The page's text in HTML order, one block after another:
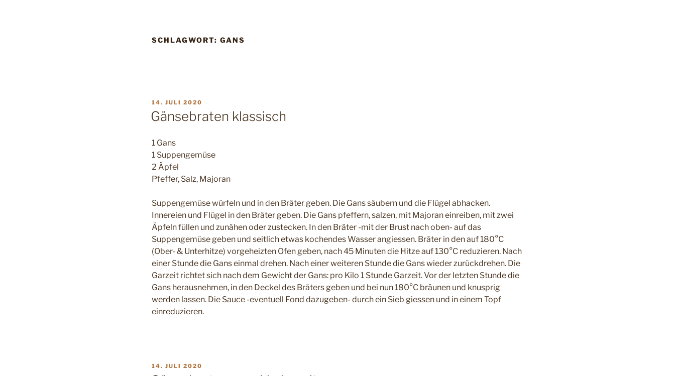
SCHLAGWORT: GANS
VERÖFFENTLICHT
AM
14. JULI 2020
Gänsebraten klassisch
1 Gans
1 Suppengemüse
2 Äpfel
Pfeffer, Salz, Majoran
Suppengemüse würfeln und in den Bräter geben. Die Gans säubern und die Flügel abhacken.
Innereien und Flügel in den Bräter geben. Die Gans pfeffern, salzen, mit Majoran einreiben, mit zwei
Äpfeln füllen und zunähen oder zustecken. In den Bräter -mit der Brust nach oben- auf das
Suppengemüse geben und seitlich etwas kochendes Wasser angiessen. Bräter in den auf 180°C
(Ober- & Unterhitze) vorgeheizten Ofen geben, nach 45 Minuten die Hitze auf 130°C reduzieren. Nach
einer Stunde die Gans einmal drehen. Nach einer weiteren Stunde die Gans wieder zurückdrehen. Die
Garzeit richtet sich nach dem Gewicht der Gans: pro Kilo 1 Stunde Garzeit. Vor der letzten Stunde die
Gans herausnehmen, in den Deckel des Bräters geben und bei nun 180°C bräunen und knusprig
werden lassen. Die Sauce -eventuell Fond dazugeben- durch ein Sieb giessen und in einem Topf
einreduzieren.
VERÖFFENTLICHT
14. JULI 2020